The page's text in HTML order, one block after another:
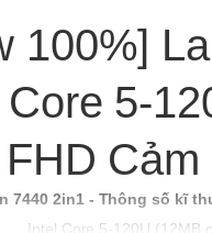
100%]
5-
7440 2in1 - Thông số kĩ
Intel Core 5-120U (12MB